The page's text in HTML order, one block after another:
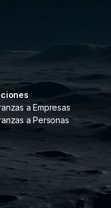
a Empresas
a Personas